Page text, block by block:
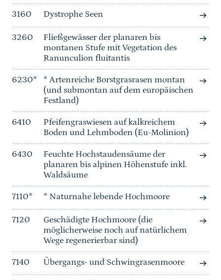
3160 Dystrophe Seen
3260
Fließgewässer der planaren bis
montanen Stufe mit Vegetation des
Ranunculion fluitantis
6230*
* Artenreiche Borstgrasrasen montan
(und submontan auf dem europäischen
Festland)
6410
Pfeifengraswiesen auf kalkreichem
Boden und Lehmboden (Eu-Molinion)
6430
Feuchte Hochstaudensäume der
planaren bis alpinen Höhenstufe inkl.
Waldsäume
7110* * Naturnahe lebende Hochmoore
7120
Geschädigte Hochmoore (die
möglicherweise noch auf natürlichem
Wege regenerierbar sind)
7140 Übergangs- und Schwingrasenmoore